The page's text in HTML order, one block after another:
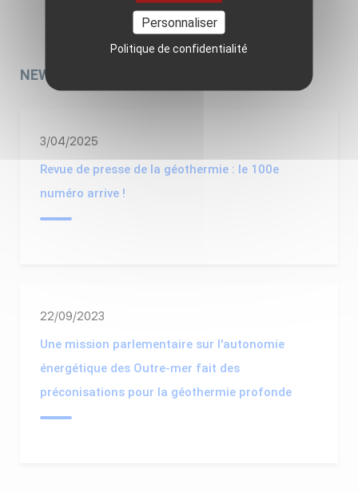
NEWS EN RÉGION
3/04/2025
Revue de presse de la géothermie : le 100e
numéro arrive !
22/09/2023
Une mission parlementaire sur l'autonomie
énergétique des Outre-mer fait des
préconisations pour la géothermie profonde
Personnaliser
Politique de confidentialité